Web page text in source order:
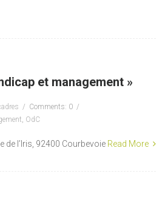
et management »
Comments: 0
, OdC
de l’Iris, 92400 Courbevoie Read More